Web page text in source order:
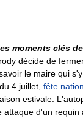
moments clés
décide de
le maire qui
4 juillet, fête
estivale.
attaque d'un requin